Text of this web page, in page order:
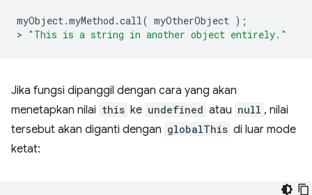
myObject.myMethod .call( myOtherObject );
> "This is a string in another object entirely."
Jika fungsi dipanggil dengan cara yang akan
menetapkan nilai this ke undefined atau null , nilai
tersebut akan diganti dengan globalThis di luar mode
ketat: